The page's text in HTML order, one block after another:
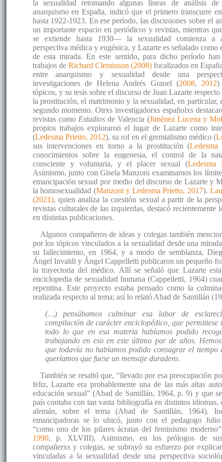
la sexualidad retomando algunas líneas de análisis
anarquismo en España, indicó que el primero transcurre
hasta 1922-1923. En ese período, las discusiones sobre el
un importante espacio en periódicos y revistas, mientras
se extiende hasta 1930— la sexualidad comienza a
perspectiva médica y eugénica, y Lazarte es señalado como
de esta mirada. En este sentido, para dicho período
trabajos de Richard Cleminson (2008)focalizados en
entre anarquismo y sexualidad desde una
investigaciones de Helena Andrés Granel (2008, 2012)
tópicos, y su tesis sobre el discurso de Juan Lazarte
la prostitución, el matrimonio y la sexualidad, en particular,
segundo momento. Otrxs investigadorxs españolxs
revistas como Estudios de Valencia (Jiménez Lucena y
propios trabajos exploraron el lugar de Lazarte como
(Ledesma Prietto, 2012), su rol en el gremialismo médico (
sus intervenciones en torno a la prostitución (
conocimientos sobre la eugenesia, el control de la
consciente y voluntaria, y el placer sexual (Ledesma
Asimismo, junto con Gisela Manzoni examinamos los
emancipación sexual por medio del discurso de Lazarte y
la homosexualidad (Manzoni y Ledesma Prietto, 2017).
(2021), quien analiza la cuestión sexual a partir de la
revistas culturales de las izquierdas, destacó recientemente
en distintas publicaciones.
Algunos compañeros de ideas y colegas también
por los tópicos vinculados a la sexualidad desde una
su fallecimiento, en 1964, y a modo de semblanza,
Ángel Invaldi y Ángel Cappelletti publicaron un pequeño
la trayectoria del médico. Allí se señaló que Lazarte
enciclopedia de sexualidad humana (Cappelletti, 1964)
repentina. Este proyecto estaba pensado como la
realizada respecto al tema; así lo relató Abad de Santillán
(…) pensábamos culminar esa labor de
compilación de carácter enciclopédico, que
todo lo que en esa materia habíamos podido
trabajando en eso en este último par de años.
que todavía no habíamos podido consagrar el tiempo
queríamos que fuese un mensaje duradero.
También se resaltó que, “llevado por esa preocupación
feliz, Lazarte era probablemente una de las más altas
educación sexual” (Abad de Santillán, 1964, p. 9) y que
país contaba con tan vasta bibliografía en distintos idiomas,
alemán, sobre el tema (Abad de Santillán, 1964).
emancipadoras se lo ubicó, junto con el pedagogo
“como uno de los pilares ácratas del feminismo
1990, p. XLVIII). Asimismo, en los prólogos de
compañerxs y colegas, se subrayó su esfuerzo por
vinculadas a la sexualidad desde una perspectiva